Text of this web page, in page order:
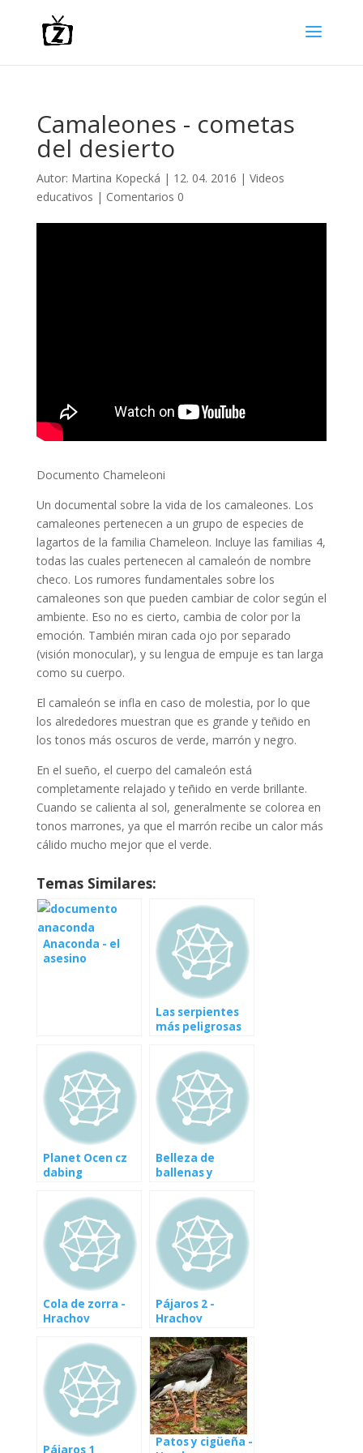
Camaleones - cometas
del desierto
Autor: Martina Kopecká | 12. 04. 2016 | Videos
educativos | Comentarios 0
Documento Chameleoni
Un documental sobre la vida de los camaleones. Los
camaleones pertenecen a un grupo de especies de
lagartos de la familia Chameleon. Incluye las familias 4,
todas las cuales pertenecen al camaleón de nombre
checo. Los rumores fundamentales sobre los
camaleones son que pueden cambiar de color según el
ambiente. Eso no es cierto, cambia de color por la
emoción. También miran cada ojo por separado
(visión monocular), y su lengua de empuje es tan larga
como su cuerpo.
El camaleón se infla en caso de molestia, por lo que
los alrededores muestran que es grande y teñido en
los tonos más oscuros de verde, marrón y negro.
En el sueño, el cuerpo del camaleón está
completamente relajado y teñido en verde brillante.
Cuando se calienta al sol, generalmente se colorea en
tonos marrones, ya que el marrón recibe un calor más
cálido mucho mejor que el verde.
Temas Similares:
Anaconda - el
asesino
vídeo [: es]
Große Anaconda
- Stille Killer
video-
documento [: fr]
Anaconda vert -
Tueur silencieux,
vídeo
documento
Las serpientes
más peligrosas
las serpientes
más peligrosas
del mundo [HD:
es] Die Welt der
Schlangen
gefährlichsten
HD [FR] Les
serpientes les
plus Dangereux
Planet Ocen cz
dabing
Belleza de
ballenas y
Cola de zorra -
Hrachov
Pájaros 2 -
Hrachov
Pájaros 1
Patos y cigüeña -